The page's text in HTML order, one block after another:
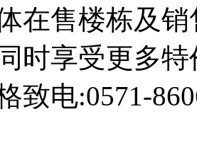
在售楼栋及
时享受更多
致电:0571-